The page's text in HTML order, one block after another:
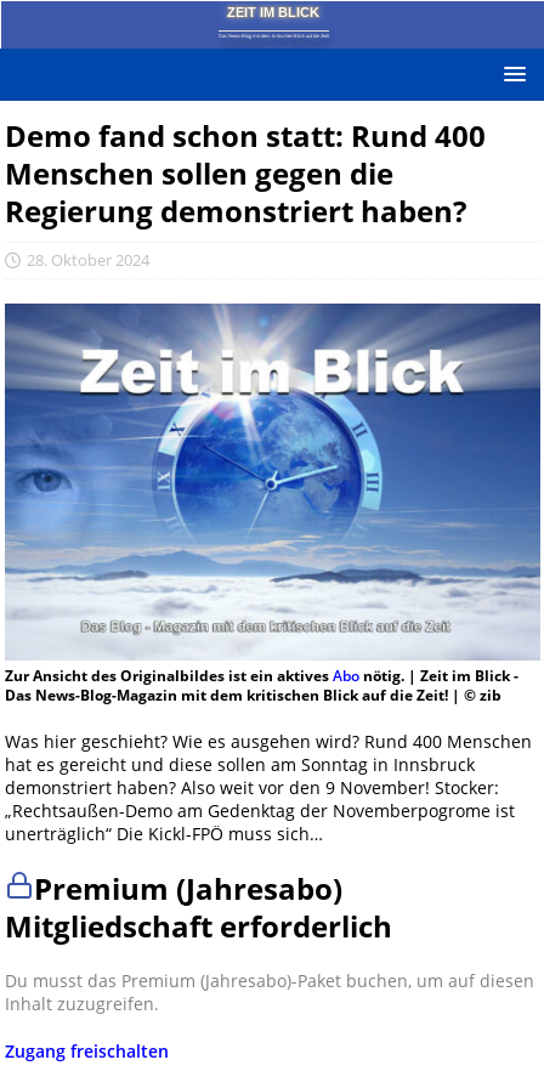
ZEIT IM BLICK
Das News-Blog mit dem kritischen Blick auf die Zeit!
Demo fand schon statt: Rund 400
Menschen sollen gegen die
Regierung demonstriert haben?
28. Oktober 2024
Zur Ansicht des Originalbildes ist ein aktivesAbonötig. | Zeit im Blick -
Das News-Blog-Magazin mit dem kritischen Blick auf die Zeit! | © zib
Was hier geschieht? Wie es ausgehen wird? Rund 400 Menschen
hat es gereicht und diese sollen am Sonntag in Innsbruck
demonstriert haben? Also weit vor den 9 November! Stocker:
„Rechtsaußen-Demo am Gedenktag der Novemberpogrome ist
unerträglich“ Die Kickl-FPÖ muss sich…
Premium (Jahresabo)
Mitgliedschaft erforderlich
Du musst das Premium (Jahresabo)-Paket buchen, um auf diesen
Inhalt zuzugreifen.
Zugang freischalten